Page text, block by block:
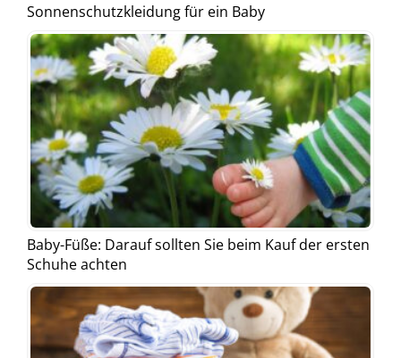
Sonnenschutzkleidung für ein Baby
Baby-Füße: Darauf sollten Sie beim Kauf der ersten
Schuhe achten